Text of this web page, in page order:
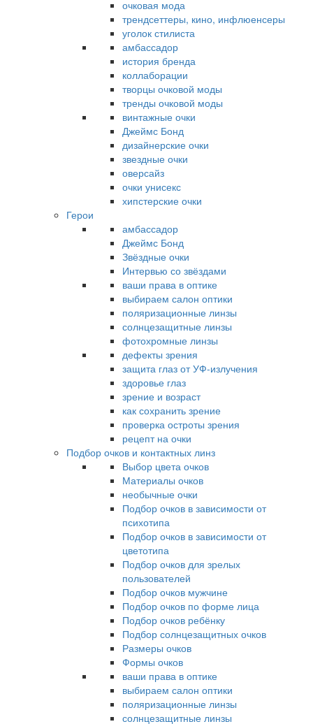
очковая мода
трендсеттеры, кино, инфлюенсеры
уголок стилиста
амбассадор
история бренда
коллаборации
творцы очковой моды
тренды очковой моды
винтажные очки
Джеймс Бонд
дизайнерские очки
звездные очки
оверсайз
очки унисекс
хипстерские очки
Герои
амбассадор
Джеймс Бонд
Звёздные очки
Интервью со звёздами
ваши права в оптике
выбираем салон оптики
поляризационные линзы
солнцезащитные линзы
фотохромные линзы
дефекты зрения
защита глаз от УФ-излучения
здоровье глаз
зрение и возраст
как сохранить зрение
проверка остроты зрения
рецепт на очки
Подбор очков и контактных линз
Выбор цвета очков
Материалы очков
необычные очки
Подбор очков в зависимости от
психотипа
Подбор очков в зависимости от
цветотипа
Подбор очков для зрелых
пользователей
Подбор очков мужчине
Подбор очков по форме лица
Подбор очков ребёнку
Подбор солнцезащитных очков
Размеры очков
Формы очков
ваши права в оптике
выбираем салон оптики
поляризационные линзы
солнцезащитные линзы